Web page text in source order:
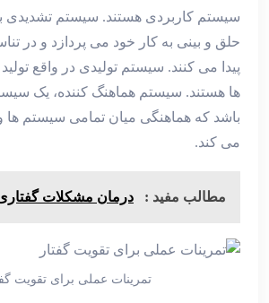
سیستم کاربردی هستند. سیستم تشدیدی
حلق و بینی به کار خود می پردازد و در
پیدا می کنند. سیستم تولیدی در واقع
ها هستند. سیستم هماهنگ کننده، یک
باشد که هماهنگی میان تمامی سیستم ها
می کند.
مطالب مفید : درمان مشکلات
تمرینات عملی برای تقویت